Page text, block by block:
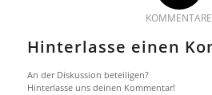
KOMMENTARE
Hinterlasse einen
An der Diskussion beteiligen?
Hinterlasse uns deinen Kommentar!